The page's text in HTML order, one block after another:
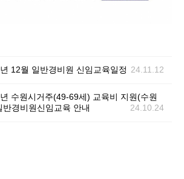
12월 일반경비원 신임교육일정 24.11.12
수원시거주(49-69세) 교육비 지원(수원
경비원신임교육 안내
24.10.24